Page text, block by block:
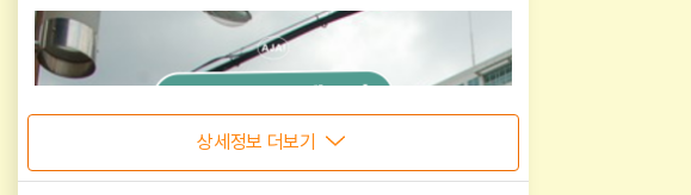
상세정보 더보기